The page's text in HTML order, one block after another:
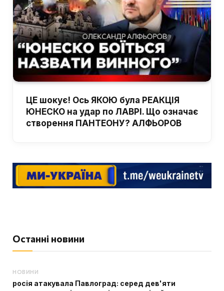
ЦЕ шокує! Ось ЯКОЮ була РЕАКЦІЯ
ЮНЕСКО на удар по ЛАВРІ. Що означає
створення ПАНТЕОНУ? АЛФЬОРОВ
Останні новини
НОВИНИ
росія атакувала Павлоград: серед дев'яти